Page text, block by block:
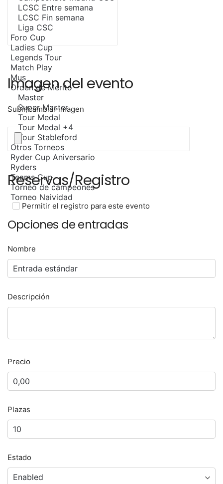
Imagen del evento
Subir/cambiar imagen
Reservas/Registro
Permitir el registro para este evento
Opciones de entradas
Nombre
Descripción
Precio
Plazas
Estado